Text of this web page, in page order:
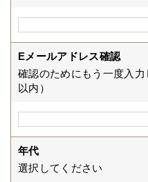
Eメールアドレス確認
確認のためにもう一度入
以内）
年代
選択してください